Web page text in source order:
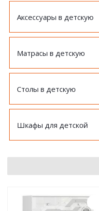
Аксессуары в детскую
Матрасы в детскую
Столы в детскую
Шкафы для детской